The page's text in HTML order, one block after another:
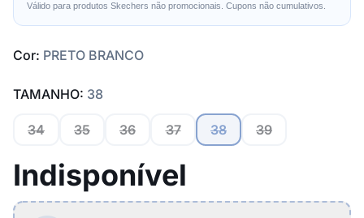
Válido para produtos Skechers não promocionais. Cupons não cumulativos.
Cor: PRETO BRANCO
TAMANHO: 38
34 35 36 37 38 39
Indisponível